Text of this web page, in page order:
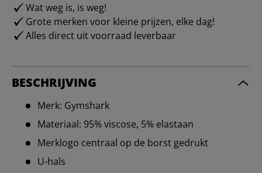
Wat weg is, is weg!
Grote merken voor kleine prijzen, elke dag!
Alles direct uit voorraad leverbaar
BESCHRIJVING
Merk: Gymshark
Materiaal: 95% viscose, 5% elastaan
Merklogo centraal op de borst gedrukt
U-hals